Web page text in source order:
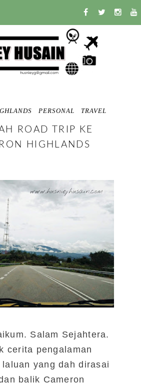
PERSONAL TRAVEL
ROAD TRIP KE
HIGHLANDS
Salam Sejahtera.
cerita pengalaman
yang dah dirasai
balik Cameron